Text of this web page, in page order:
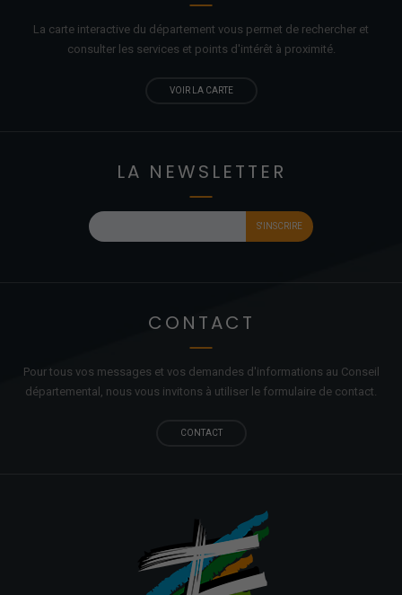
La carte interactive du département vous permet de rechercher et
consulter les services et points d'intérêt à proximité.
VOIR LA CARTE
LA NEWSLETTER
CONTACT
Pour tous vos messages et vos demandes d'informations au Conseil
départemental, nous vous invitons à utiliser le formulaire de contact.
CONTACT